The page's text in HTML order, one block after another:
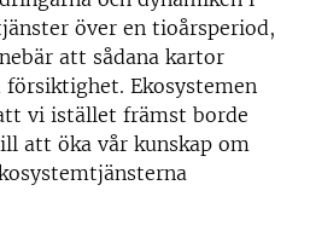
över en tioårsperiod,
att sådana kartor
försiktighet. Ekosystemen
vi istället främst borde
att öka vår kunskap om